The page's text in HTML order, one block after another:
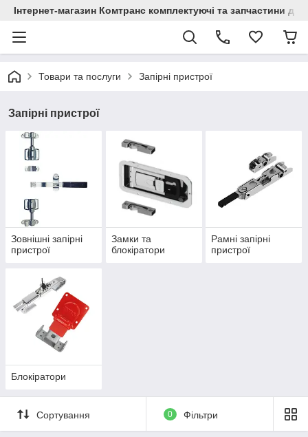
Інтернет-магазин Комтранс комплектуючі та запчастини
Товари та послуги Запірні пристрої
Запірні пристрої
Зовнішні запірні
пристрої
Замки та
блокіратори
Рамні запірні
пристрої
Блокіратори
Сортування 0 Фільтри